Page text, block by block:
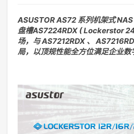
ASUSTOR AS72 系列机架式
盘槽AS7224RDX ( Lockerstor
场，与 AS7212RDX 、
局，以顶规性能全方位满足企业数